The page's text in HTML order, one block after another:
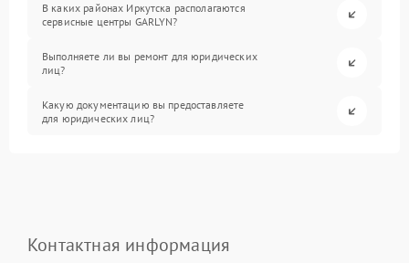
В каких районах Иркутска располагаются
сервисные центры GARLYN?
Выполняете ли вы ремонт для юридических
лиц?
Какую документацию вы предоставляете
для юридических лиц?
Контактная информация